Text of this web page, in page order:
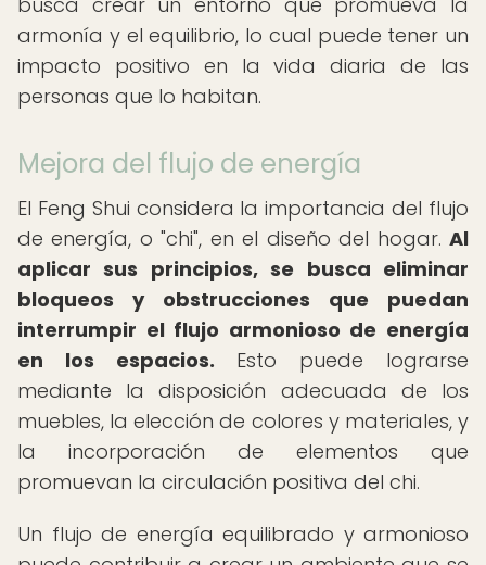
armonía y el equilibrio, lo cual puede tener un
impacto positivo en la vida diaria de las
personas que lo habitan.
Mejora del flujo de energía
El Feng Shui considera la importancia del flujo
de energía, o "chi", en el diseño del hogar. Al
aplicar sus principios, se busca eliminar
bloqueos y obstrucciones que puedan
interrumpir el flujo armonioso de energía
en los espacios. Esto puede lograrse
mediante la disposición adecuada de los
muebles, la elección de colores y materiales, y
la incorporación de elementos que
promuevan la circulación positiva del chi.
Un flujo de energía equilibrado y armonioso